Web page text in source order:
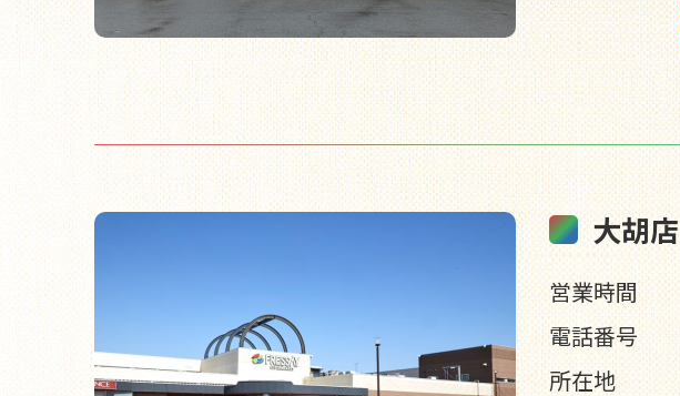
大胡店
営業時間
電話番号
所在地